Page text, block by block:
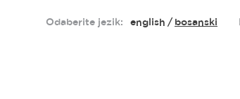
Odaberite jezik: english bosanski